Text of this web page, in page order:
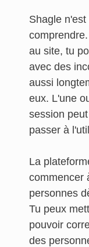
Shagle
au site, tu
avec des
aussi
eux. L'une
session
passer à
La
commencer
personnes
Tu peux
pouvoir
des